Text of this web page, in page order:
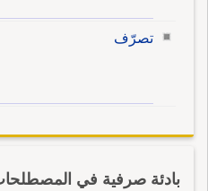
تصرّف
بادئة صرفية في